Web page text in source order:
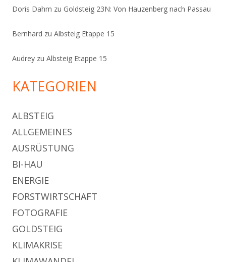
Doris Dahm zu Goldsteig 23N: Von Hauzenberg nach Passau
Bernhard zu Albsteig Etappe 15
Audrey zu Albsteig Etappe 15
KATEGORIEN
ALBSTEIG
ALLGEMEINES
AUSRÜSTUNG
BI-HAU
ENERGIE
FORSTWIRTSCHAFT
FOTOGRAFIE
GOLDSTEIG
KLIMAKRISE